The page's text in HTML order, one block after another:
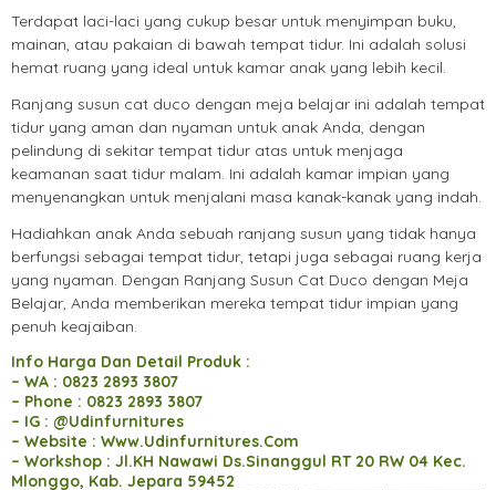
Terdapat laci-laci yang cukup besar untuk menyimpan buku,
mainan, atau pakaian di bawah tempat tidur. Ini adalah solusi
hemat ruang yang ideal untuk kamar anak yang lebih kecil.
Ranjang susun cat duco dengan meja belajar ini adalah tempat
tidur yang aman dan nyaman untuk anak Anda, dengan
pelindung di sekitar tempat tidur atas untuk menjaga
keamanan saat tidur malam. Ini adalah kamar impian yang
menyenangkan untuk menjalani masa kanak-kanak yang indah.
Hadiahkan anak Anda sebuah ranjang susun yang tidak hanya
berfungsi sebagai tempat tidur, tetapi juga sebagai ruang kerja
yang nyaman. Dengan Ranjang Susun Cat Duco dengan Meja
Belajar, Anda memberikan mereka tempat tidur impian yang
penuh keajaiban.
Info Harga Dan Detail Produk :
– WA : 0823 2893 3807
– Phone : 0823 2893 3807
– IG : @Udinfurnitures
– Website : Www.Udinfurnitures.Com
– Workshop : Jl.KH Nawawi Ds.Sinanggul RT 20 RW 04 Kec.
Mlonggo, Kab. Jepara 59452